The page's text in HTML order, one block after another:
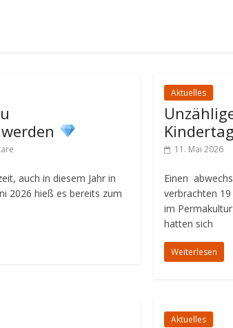
auch in diesem Jahr in
2026 hieß es bereits zum
Aktuelles
11. Mai 2026
Einen
verbrachten
im
hatten sich
Weiterlesen
Aktuelles